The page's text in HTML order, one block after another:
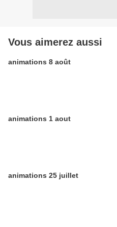
Vous aimerez aussi
animations 8 août
animations 1 aout
animations 25 juillet